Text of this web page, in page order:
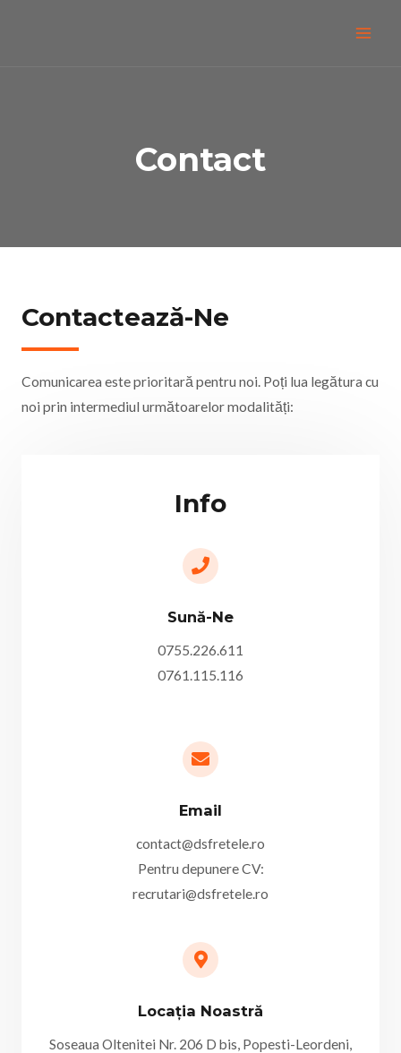
Contact
Contactează-Ne
Comunicarea este prioritară pentru noi. Poți lua legătura cu
noi prin intermediul următoarelor modalități:
Info
Sună-Ne
0755.226.611
0761.115.116
Email
contact@dsfretele.ro
Pentru depunere CV:
recrutari@dsfretele.ro
Locația Noastră
Soseaua Oltenitei Nr. 206 D bis, Popesti-Leordeni,